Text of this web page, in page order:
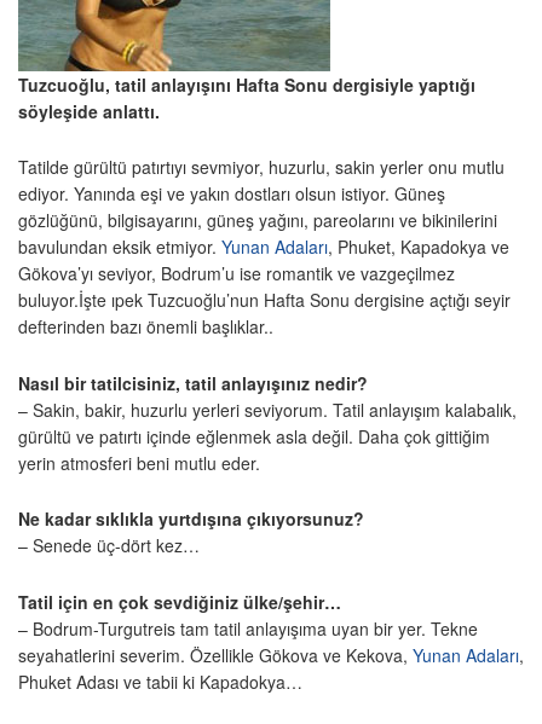
Tuzcuoğlu, tatil anlayışını Hafta Sonu dergisiyle yaptığı
söyleşide anlattı.
Tatilde gürültü patırtıyı sevmiyor, huzurlu, sakin yerler onu mutlu
ediyor. Yanında eşi ve yakın dostları olsun istiyor. Güneş
gözlüğünü, bilgisayarını, güneş yağını, pareolarını ve bikinilerini
bavulundan eksik etmiyor. Yunan Adaları, Phuket, Kapadokya ve
Gökova’yı seviyor, Bodrum’u ise romantik ve vazgeçilmez
buluyor.İşte ıpek Tuzcuoğlu’nun Hafta Sonu dergisine açtığı seyir
defterinden bazı önemli başlıklar..
Nasıl bir tatilcisiniz, tatil anlayışınız nedir?
– Sakin, bakir, huzurlu yerleri seviyorum. Tatil anlayışım kalabalık,
gürültü ve patırtı içinde eğlenmek asla değil. Daha çok gittiğim
yerin atmosferi beni mutlu eder.
Ne kadar sıklıkla yurtdışına çıkıyorsunuz?
– Senede üç-dört kez…
Tatil için en çok sevdiğiniz ülke/şehir…
– Bodrum-Turgutreis tam tatil anlayışıma uyan bir yer. Tekne
seyahatlerini severim. Özellikle Gökova ve Kekova, Yunan Adaları,
Phuket Adası ve tabii ki Kapadokya…